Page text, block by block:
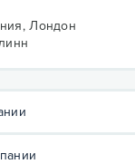
Лондон